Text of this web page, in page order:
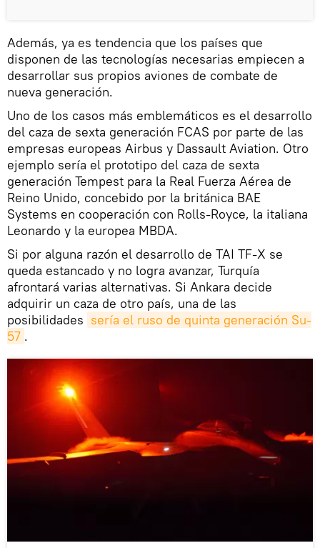
Además, ya es tendencia que los países que
disponen de las tecnologías necesarias empiecen a
desarrollar sus propios aviones de combate de
nueva generación.
Uno de los casos más emblemáticos es el desarrollo
del caza de sexta generación FCAS por parte de las
empresas europeas Airbus y Dassault Aviation. Otro
ejemplo sería el prototipo del caza de sexta
generación Tempest para la Real Fuerza Aérea de
Reino Unido, concebido por la británica BAE
Systems en cooperación con Rolls-Royce, la italiana
Leonardo y la europea MBDA.
Si por alguna razón el desarrollo de TAI TF-X se
queda estancado y no logra avanzar, Turquía
afrontará varias alternativas. Si Ankara decide
adquirir un caza de otro país, una de las
posibilidades sería el ruso de quinta generación Su-
57 .